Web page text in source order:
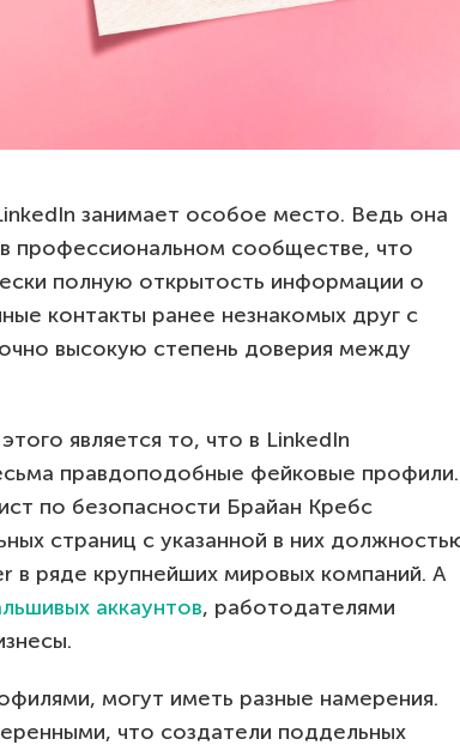
занимает особое место. Ведь она
профессиональном сообществе, что
полную открытость информации о
контакты ранее незнакомых друг с
высокую степень доверия между
является то, что в LinkedIn
правдоподобные фейковые профили.
по безопасности Брайан Кребс
страниц с указанной в них
ряде крупнейших мировых компаний. А
аккаунтов, работодателями
могут иметь разные намерения.
что создатели поддельных